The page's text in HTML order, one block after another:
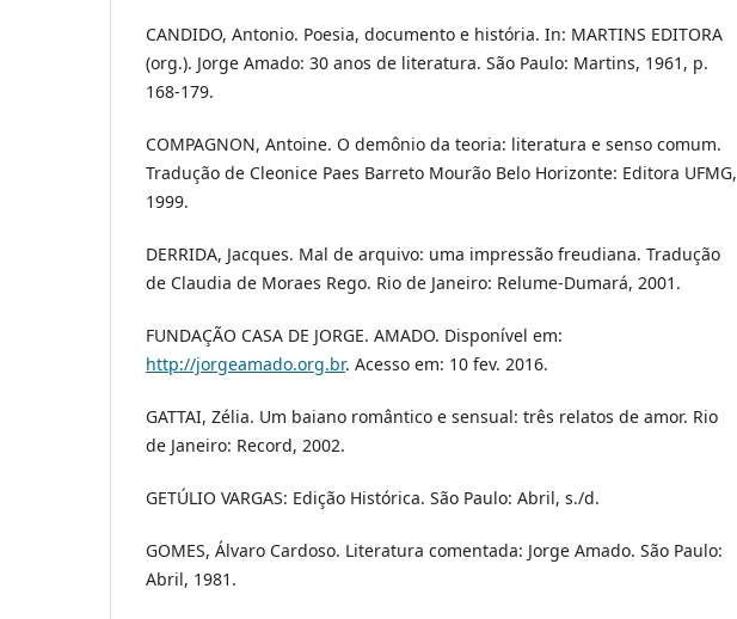
CANDIDO, Antonio. Poesia, documento e história. In: MARTINS EDITORA
(org.). Jorge Amado: 30 anos de literatura. São Paulo: Martins, 1961, p.
168-179.
COMPAGNON, Antoine. O demônio da teoria: literatura e senso comum.
Tradução de Cleonice Paes Barreto Mourão Belo Horizonte: Editora UFMG,
1999.
DERRIDA, Jacques. Mal de arquivo: uma impressão freudiana. Tradução
de Claudia de Moraes Rego. Rio de Janeiro: Relume-Dumará, 2001.
FUNDAÇÃO CASA DE JORGE. AMADO. Disponível em:
http://jorgeamado.org.br. Acesso em: 10 fev. 2016.
GATTAI, Zélia. Um baiano romântico e sensual: três relatos de amor. Rio
de Janeiro: Record, 2002.
GETÚLIO VARGAS: Edição Histórica. São Paulo: Abril, s./d.
GOMES, Álvaro Cardoso. Literatura comentada: Jorge Amado. São Paulo:
Abril, 1981.